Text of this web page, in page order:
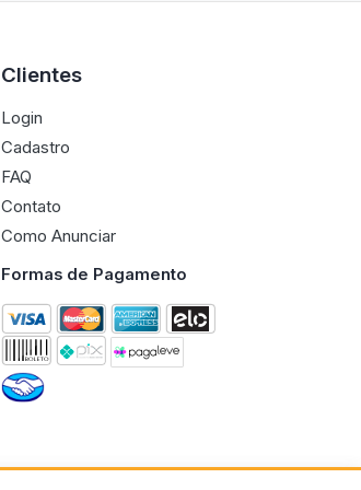
Clientes
Login
Cadastro
FAQ
Contato
Como Anunciar
Formas de Pagamento